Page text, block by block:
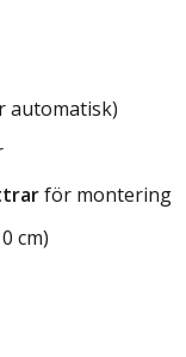
automatisk)
för montering
cm)